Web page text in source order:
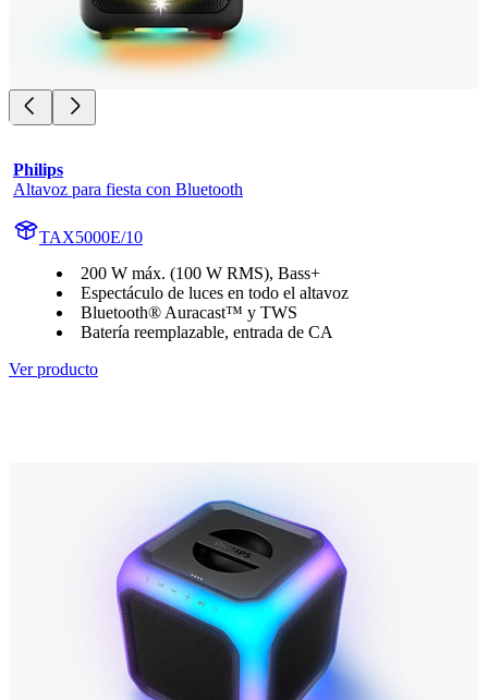
Philips
Altavoz para fiesta con Bluetooth
TAX5000E/10
200 W máx. (100 W RMS), Bass+
Espectáculo de luces en todo el altavoz
Bluetooth® Auracast™ y TWS
Batería reemplazable, entrada de CA
Ver producto